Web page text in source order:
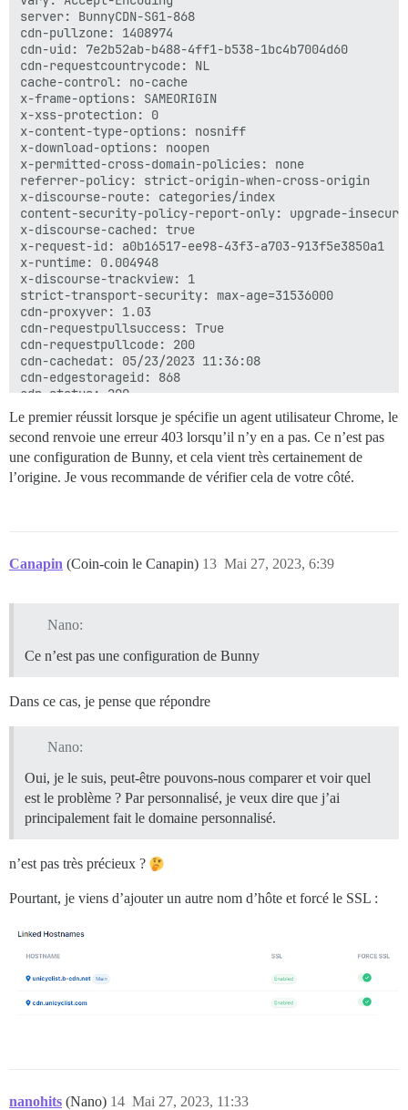
server: BunnyCDN-SG1-868
cdn-pullzone: 1408974
cdn-uid: 7e2b52ab-b488-4ff1-b538-1bc4b7004d60
cdn-requestcountrycode: NL
cache-control: no-cache
x-frame-options: SAMEORIGIN
x-xss-protection: 0
x-content-type-options: nosniff
x-download-options: noopen
x-permitted-cross-domain-policies: none
referrer-policy: strict-origin-when-cross-origin
x-discourse-route: categories/index
content-security-policy-report-only: upgrade-
x-discourse-cached: true
x-request-id: a0b16517-ee98-43f3-a703-913f5e3850a1
x-runtime: 0.004948
x-discourse-trackview: 1
strict-transport-security: max-age=31536000
cdn-proxyver: 1.03
cdn-requestpullsuccess: True
cdn-requestpullcode: 200
cdn-cachedat: 05/23/2023 11:36:08
cdn-edgestorageid: 868
cdn-status: 200
cdn-requestid: 985151325f02414670eb77798e8e5e27
cdn-cache: MISS
X:~$ curl -I https://forum.penangexpats.com/
HTTP/2 403
cdn-requestcountrycode: SI
cache-control: no-cache
cdn-proxyver: 1.03
cdn-requestpullcode: 403
cdn-status: 403
Le premier réussit lorsque je spécifie un agent utilisateur Chrome, le
second renvoie une erreur 403 lorsqu’il n’y en a pas. Ce n’est pas
une configuration de Bunny, et cela vient très certainement de
l’origine. Je vous recommande de vérifier cela de votre côté.
Canapin (Coin-coin le Canapin) Mai 27, 2023, 6:39
13
Nano:
Ce n’est pas une configuration de Bunny
Dans ce cas, je pense que répondre
Nano:
Oui, je le suis, peut-être pouvons-nous comparer et voir quel
est le problème ? Par personnalisé, je veux dire que j’ai
principalement fait le domaine personnalisé.
n’est pas très précieux ?
Pourtant, je viens d’ajouter un autre nom d’hôte et forcé le SSL :
nanohits (Nano) Mai 27, 2023, 11:33
14